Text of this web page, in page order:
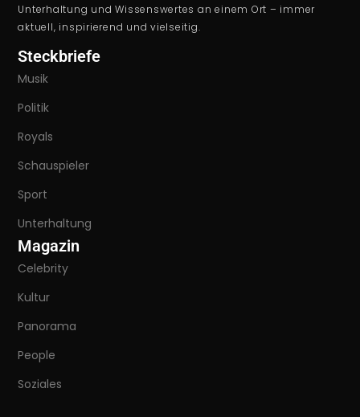
Unterhaltung und Wissenswertes an einem Ort – immer
aktuell, inspirierend und vielseitig.
Steckbriefe
Musik
Politik
Royals
Schauspieler
Sport
Unterhaltung
Magazin
Celebrity
Kultur
Panorama
People
Soziales